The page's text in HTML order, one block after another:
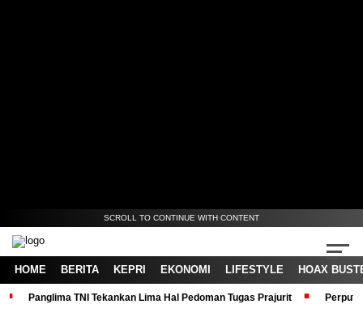
SCROLL TO CONTINUE WITH CONTENT
HOME BERITA KEPRI EKONOMI LIFESTYLE HOAX
Panglima TNI Tekankan Lima Hal Pedoman Tugas Prajurit